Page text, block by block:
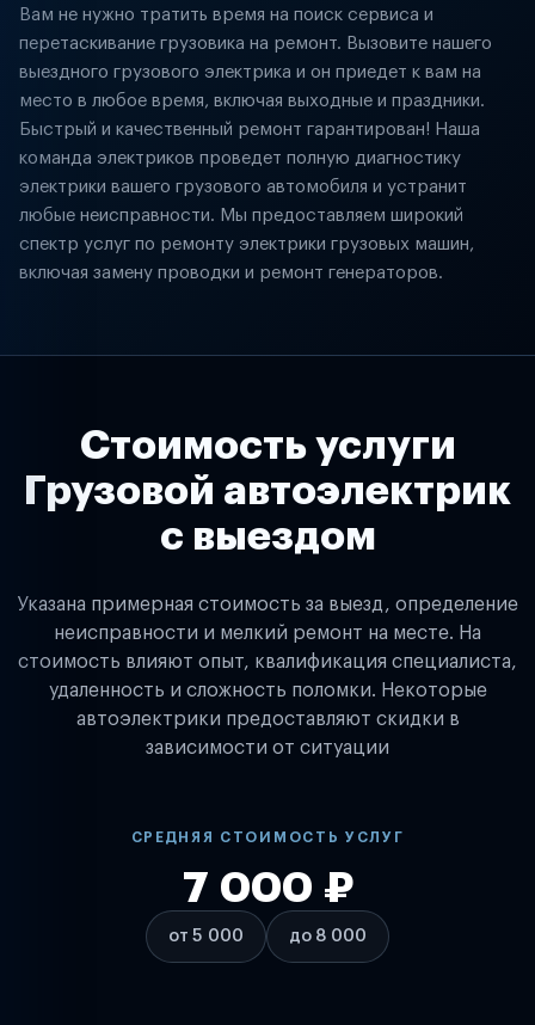
Вам не нужно тратить время на поиск сервиса и
перетаскивание грузовика на ремонт. Вызовите нашего
выездного грузового электрика и он приедет к вам на
место в любое время, включая выходные и праздники.
Быстрый и качественный ремонт гарантирован! Наша
команда электриков проведет полную диагностику
электрики вашего грузового автомобиля и устранит
любые неисправности. Мы предоставляем широкий
спектр услуг по ремонту электрики грузовых машин,
включая замену проводки и ремонт генераторов.
Стоимость услуги
Грузовой автоэлектрик
с выездом
Указана примерная стоимость за выезд, определение
неисправности и мелкий ремонт на месте. На
стоимость влияют опыт, квалификация специалиста,
удаленность и сложность поломки. Некоторые
автоэлектрики предоставляют скидки в
зависимости от ситуации
СРЕДНЯЯ СТОИМОСТЬ УСЛУГ
от 5 000
7 000 ₽
до 8 000